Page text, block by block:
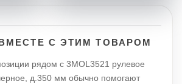
С ЭТИМ ТОВАРОМ
рядом с 3MOL3521 рулевое
д.350 мм обычно помогают